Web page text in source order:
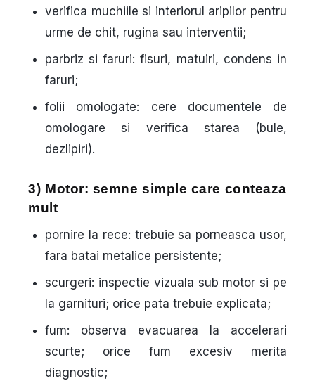
verifica muchiile si interiorul aripilor pentru
urme de chit, rugina sau interventii;
parbriz si faruri: fisuri, matuiri, condens in
faruri;
folii omologate: cere documentele de
omologare si verifica starea (bule,
dezlipiri).
3) Motor: semne simple care conteaza
mult
pornire la rece: trebuie sa porneasca usor,
fara batai metalice persistente;
scurgeri: inspectie vizuala sub motor si pe
la garnituri; orice pata trebuie explicata;
fum: observa evacuarea la accelerari
scurte; orice fum excesiv merita
diagnostic;